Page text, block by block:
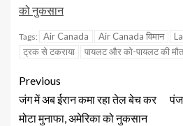
को नुकसान
Tags: Air Canada Air Canada विमान
ट्रक से टकराया
पायलट और को-पायलट की मौत
Previous
जंग में अब ईरान कमा रहा तेल बेच कर
मोटा मुनाफा, अमेरिका को नुकसान